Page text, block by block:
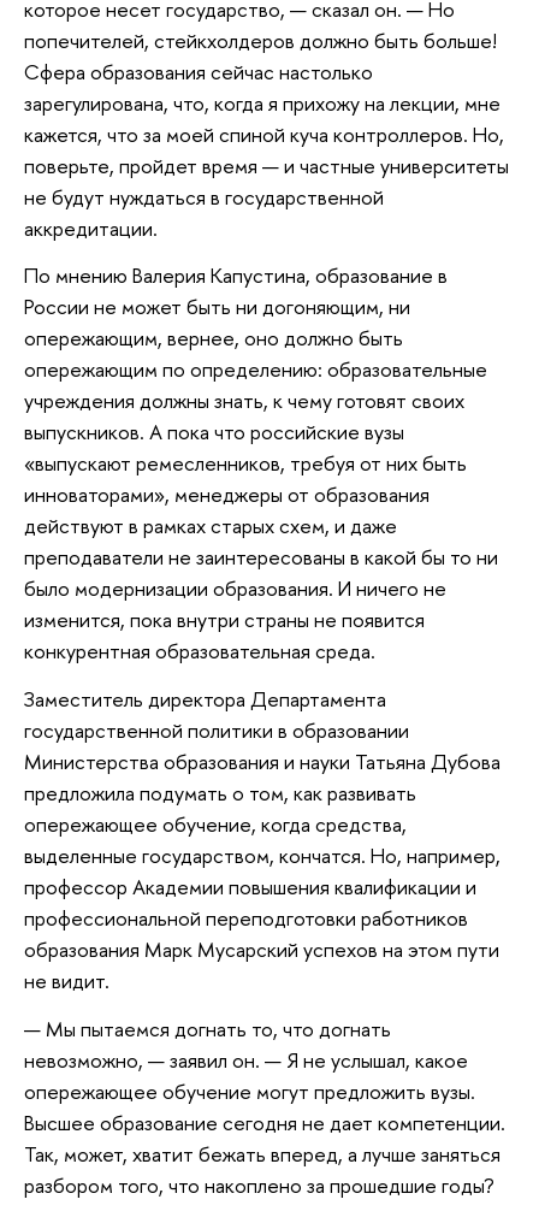
которое несет государство, — сказал он. — Но
попечителей, стейкхолдеров должно быть больше!
Сфера образования сейчас настолько
зарегулирована, что, когда я прихожу на лекции, мне
кажется, что за моей спиной куча контроллеров. Но,
поверьте, пройдет время — и частные университеты
не будут нуждаться в государственной
аккредитации.
По мнению Валерия Капустина, образование в
России не может быть ни догоняющим, ни
опережающим, вернее, оно должно быть
опережающим по определению: образовательные
учреждения должны знать, к чему готовят своих
выпускников. А пока что российские вузы
«выпускают ремесленников, требуя от них быть
инноваторами», менеджеры от образования
действуют в рамках старых схем, и даже
преподаватели не заинтересованы в какой бы то ни
было модернизации образования. И ничего не
изменится, пока внутри страны не появится
конкурентная образовательная среда.
Заместитель директора Департамента
государственной политики в образовании
Министерства образования и науки Татьяна Дубова
предложила подумать о том, как развивать
опережающее обучение, когда средства,
выделенные государством, кончатся. Но, например,
профессор Академии повышения квалификации и
профессиональной переподготовки работников
образования Марк Мусарский успехов на этом пути
не видит.
— Мы пытаемся догнать то, что догнать
невозможно, — заявил он. — Я не услышал, какое
опережающее обучение могут предложить вузы.
Высшее образование сегодня не дает компетенции.
Так, может, хватит бежать вперед, а лучше заняться
разбором того, что накоплено за прошедшие годы?